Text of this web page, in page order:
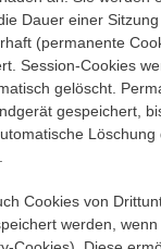
Dauer einer
(permanente
Session-Cookies
gelöscht.
gespeichert,
Löschung
Cookies von
werden,